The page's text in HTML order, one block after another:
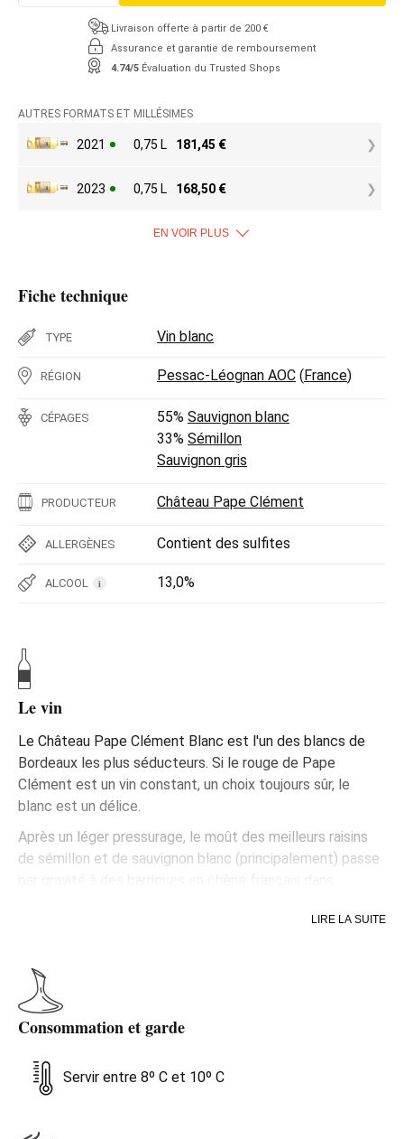
Livraison offerte à partir de 200 €
Assurance et garantie de remboursement
4.74/5 Évaluation du Trusted Shops
AUTRES FORMATS ET MILLÉSIMES
2021 0,75 L 181,45 €
2023 0,75 L 168,50 €
EN VOIR PLUS
Fiche technique
TYPE Vin blanc
RÉGION Pessac-Léognan AOC (France)
CÉPAGES 55% Sauvignon blanc
33% Sémillon
Sauvignon gris
PRODUCTEUR Château Pape Clément
ALLERGÈNES Contient des sulfites
ALCOOL i 13,0%
Le vin
Le Château Pape Clément Blanc est l'un des blancs de
Bordeaux les plus séducteurs. Si le rouge de Pape
Clément est un vin constant, un choix toujours sûr, le
blanc est un délice.
Après un léger pressurage, le moût des meilleurs raisins
de sémillon et de sauvignon blanc (principalement) passe
bâtonnage. L'élevage qui suit se passe presque
du vin soit élevé dans des œufs en ciment.
C'est un blanc à l'intense robe dorée aux reflets
légèrement verts ; malgré un nez quelque peu timide au
départ, il devient vite expressif et se présente revêtu de
rappels d'agrumes, de pomme et de chèvrefeuille. Le bois
est perçu avec discrétion, avec de subtils tons vanillés et
LIRE LA SUITE
Consommation et garde
Servir entre 8º C et 10º C